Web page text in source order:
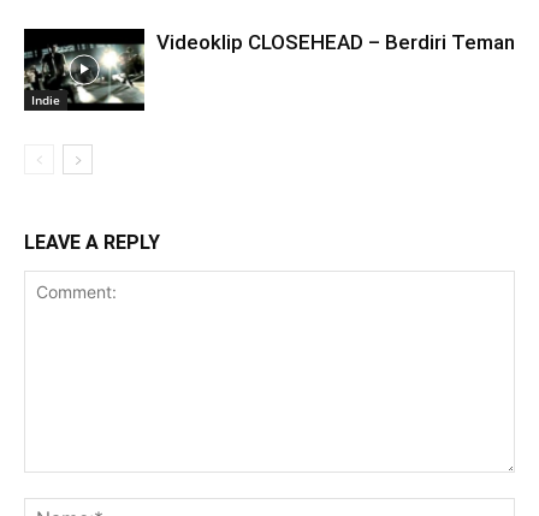
Indie
Videoklip CLOSEHEAD – Berdiri Teman
LEAVE A REPLY